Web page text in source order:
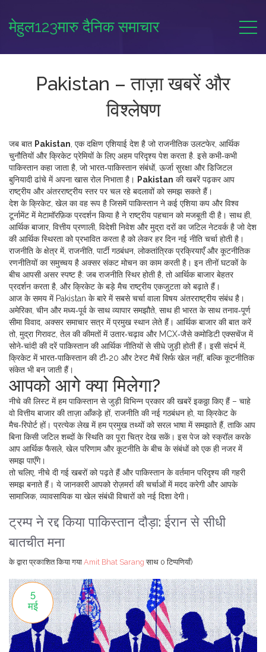
मेहुल123मारु दैनिक समाचार
Pakistan – ताज़ा खबरें और
विश्लेषण
जब बात Pakistan एक दक्षिण एशियाई देश है जो राजनीतिक उलटफेर, आर्थिक
चुनौतियों और क्रिकेट प्रेमियों के लिए अहम परिदृश्य पेश करता है . इसे कभी‑कभी
पाकिस्तान कहा जाता है, जो भारत‑पाकिस्तान संबंधों, ऊर्जा सुरक्षा और डिजिटल
बुनियादी ढांचे में अपना खास रोल निभाता है। Pakistan की खबरें पढ़कर आप
राष्ट्रीय और अंतरराष्ट्रीय स्तर पर चल रहे बदलावों को समझ सकते हैं।
देश केक्रिकेट खेल का वह रूप है जिसमें पाकिस्तान ने कई एशिया कप और विश्व
टूर्नामेंट में मेटामॉरफ़िक प्रदर्शन किया है ने राष्ट्रीय पहचान को मजबूती दी है। साथ ही,
आर्थिक बाजार, वित्तीय प्रणाली, विदेशी निवेश और मुद्रा दरों का जटिल नेटवर्क है जो देश
की आर्थिक स्थिरता को प्रभावित करता है को लेकर हर दिन नई नीति चर्चा होती है।
राजनीति के क्षेत्र में, राजनीति पार्टी गठबंधन, लोकतांत्रिक प्रक्रियाएँ और कूटनीतिक
रणनीतियों का समुच्चय है अक्सर संकट मोचन का काम करती है। इन तीनों घटकों के
बीच आपसी असर स्पष्ट है: जब राजनीति स्थिर होती है, तो आर्थिक बाजार बेहतर
प्रदर्शन करता है, और क्रिकेट के बड़े मैच राष्ट्रीय एकजुटता को बढ़ाते हैं।
आज के समय में Pakistan के बारे में सबसे चर्चा वाला विषय अंतरराष्ट्रीय संबंध है।
अमेरिका, चीन और मध्य‑पूर्व के साथ व्यापार समझौते, साथ ही भारत के साथ तनाव‑पूर्ण
सीमा विवाद, अक्सर समाचार सत्र में प्रमुख स्थान लेते हैं। आर्थिक बाजार की बात करें
तो, मुद्रा गिरावट, तेल की कीमतों में उतार‑चढ़ाव और MCX‑जैसे कमोडिटी एक्सचेंज में
सोने‑चांदी की दरें पाकिस्तान की आर्थिक नीतियों से सीधे जुड़ी होती हैं। इसी संदर्भ में,
क्रिकेट में भारत‑पाकिस्तान की टी‑20 और टेस्ट मैचें सिर्फ खेल नहीं, बल्कि कूटनीतिक
संकेत भी बन जाती हैं।
आपको आगे क्या मिलेगा?
नीचे की लिस्ट में हम पाकिस्तान से जुड़ी विभिन्न प्रकार की खबरें इकठ्ठा किए हैं – चाहे
वो वित्तीय बाजार की ताज़ा आँकड़े हों, राजनीति की नई गठबंधन हो, या क्रिकेट के
मैच‑रिपोर्ट हों। प्रत्येक लेख में हम प्रमुख तथ्यों को सरल भाषा में समझाते हैं, ताकि आप
बिना किसी जटिल शब्दों के स्थिति का पूरा चित्र देख सकें। इस पेज को स्क्रॉल करके
आप आर्थिक फैसले, खेल परिणाम और कूटनीति के बीच के संबंधों को एक ही नजर में
समझ पाएँगे।
तो चलिए, नीचे दी गई खबरों को पढ़ते हैं और पाकिस्तान के वर्तमान परिदृश्य की गहरी
समझ बनाते हैं। ये जानकारी आपको रोज़मर्रा की चर्चाओं में मदद करेगी और आपके
सामाजिक, व्यावसायिक या खेल संबंधी विचारों को नई दिशा देगी।
ट्रम्प ने रद्द किया पाकिस्तान दौड़ा: ईरान से सीधी
बातचीत मना
के द्वारा प्रकाशित किया गया Amit Bhat Sarang साथ 0 टिप्पणियाँ)
5
मई